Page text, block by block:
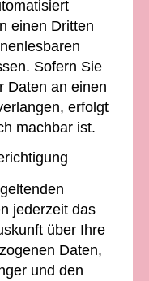
einen Dritten
Sofern Sie
Daten an einen
erfolgt
machbar ist.
jederzeit das
über Ihre
Daten,
und den